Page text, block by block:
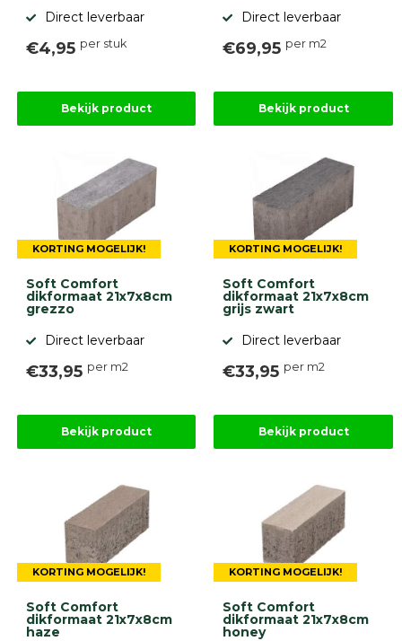
zand
Halfverharding
Beplantings
Kunstgras
Aanbiedingen
Compleet
tuinproject
(informatie)
Onlinebestrating.nl
9.1
ervaringen
Direct leverbaar
€4,95 per stuk
Bekijk product
Direct leverbaar
€69,95 per m2
Bekijk product
KORTING MOGELIJK!
Soft Comfort
dikformaat 21x7x8cm
grezzo
Direct leverbaar
€33,95 per m2
Bekijk product
KORTING MOGELIJK!
Soft Comfort
dikformaat 21x7x8cm
grijs zwart
Direct leverbaar
€33,95 per m2
Bekijk product
KORTING MOGELIJK!
Soft Comfort
dikformaat 21x7x8cm
haze
KORTING MOGELIJK!
Soft Comfort
dikformaat 21x7x8cm
honey